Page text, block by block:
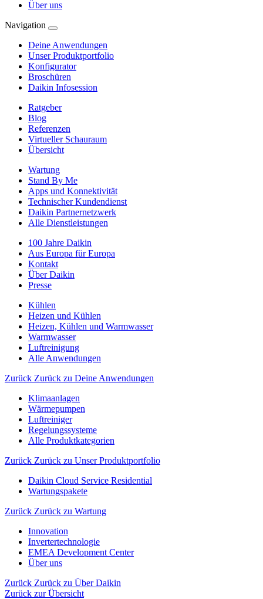
Über uns
Navigation
Deine Anwendungen
Unser Produktportfolio
Konfigurator
Broschüren
Daikin Infosession
Ratgeber
Blog
Referenzen
Virtueller Schauraum
Übersicht
Wartung
Stand By Me
Apps und Konnektivität
Technischer Kundendienst
Daikin Partnernetzwerk
Alle Dienstleistungen
100 Jahre Daikin
Aus Europa für Europa
Kontakt
Über Daikin
Presse
Kühlen
Heizen und Kühlen
Heizen, Kühlen und Warmwasser
Warmwasser
Luftreinigung
Alle Anwendungen
Zurück Zurück zu Deine Anwendungen
Klimaanlagen
Wärmepumpen
Luftreiniger
Regelungssysteme
Alle Produktkategorien
Zurück Zurück zu Unser Produktportfolio
Daikin Cloud Service Residential
Wartungspakete
Zurück Zurück zu Wartung
Innovation
Invertertechnologie
EMEA Development Center
Über uns
Zurück Zurück zu Über Daikin
Zurück zur Übersicht